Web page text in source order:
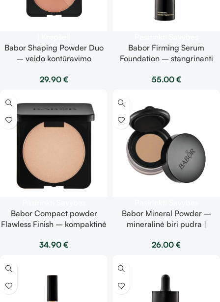
Babor Shaping Powder Duo
– veido kontūravimo
29.90 €
Babor Firming Serum
Foundation – stangrinanti
pasirinkimas viduje | 30ml
55.00 €
Babor Compact powder
Flawless Finish – kompaktinė
viduje | 6g
34.90 €
Babor Mineral Powder –
mineralinė biri pudra |
20g
26.00 €